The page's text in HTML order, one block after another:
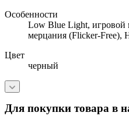
Особенности
Low Blue Light, игровой
мерцания (Flicker-Free),
Цвет
черный
Для покупки товара в